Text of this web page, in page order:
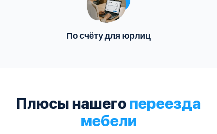
По счёту для юрлиц
Плюсы нашегопереезда
мебели